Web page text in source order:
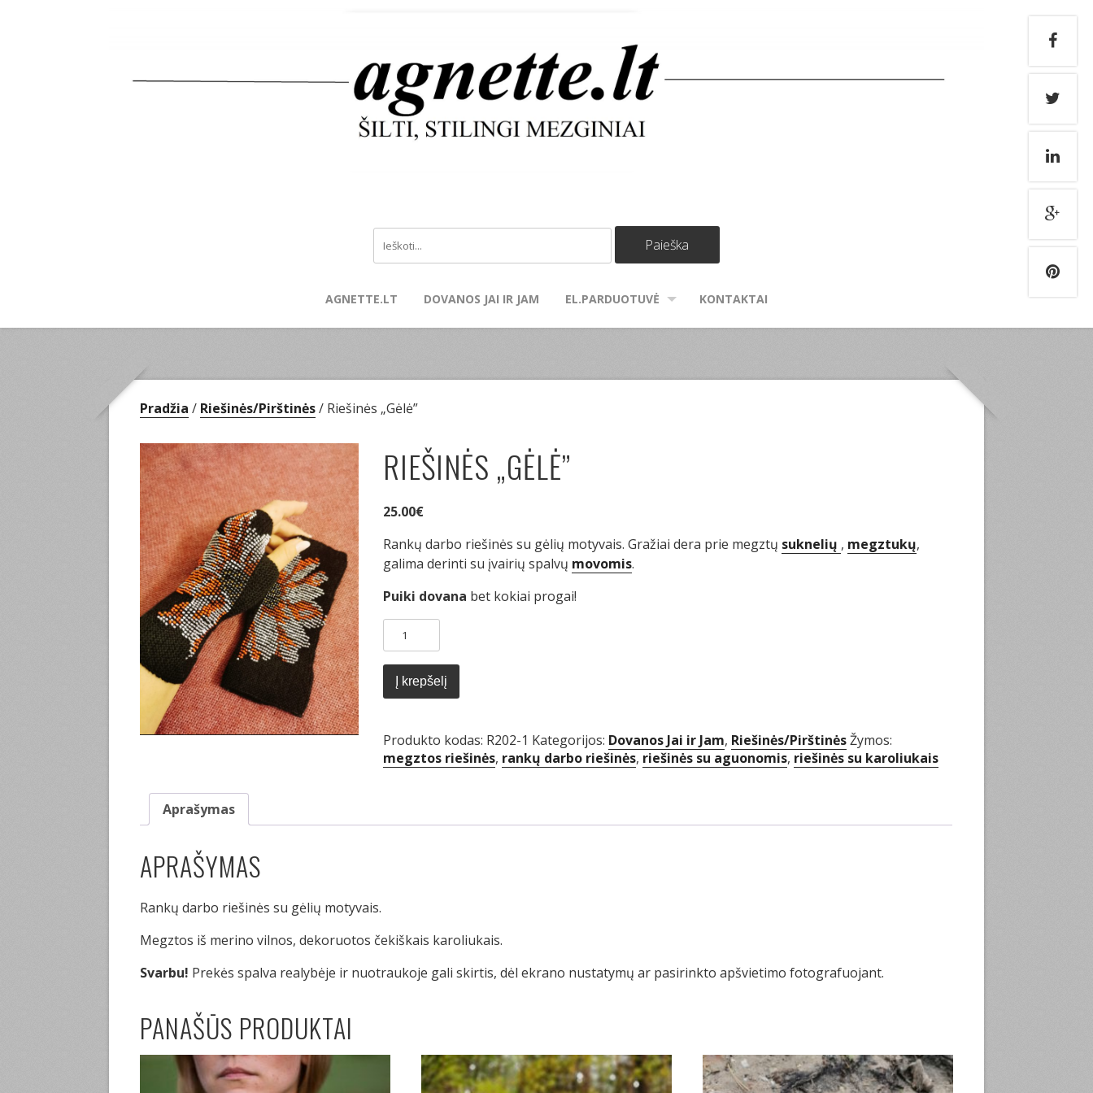
AGNETTE.LT DOVANOS JAI IR JAM EL.PARDUOTUVĖ KONTAKTAI
Pradžia / Riešinės/Pirštinės/ Riešinės „Gėlė”
RIEŠINĖS „GĖLĖ”
25.00€
Rankų darbo riešinės su gėlių motyvais. Gražiai dera prie megztų suknelių , megztukų,
galima derinti su įvairių spalvų movomis.
Puiki dovana bet kokiai progai!
kiekis:
Riešinės
"Gėlė"
Į krepšelį
Produkto kodas: R202-1 Kategorijos: Dovanos Jai ir Jam, Riešinės/Pirštinės Žymos:
megztos riešinės, rankų darbo riešinės, riešinės su aguonomis, riešinės su karoliukais
Aprašymas
APRAŠYMAS
Rankų darbo riešinės su gėlių motyvais.
Megztos iš merino vilnos, dekoruotos čekiškais karoliukais.
Svarbu! Prekės spalva realybėje ir nuotraukoje gali skirtis, dėl ekrano nustatymų ar pasirinkto apšvietimo fotografuojant.
PANAŠŪS PRODUKTAI